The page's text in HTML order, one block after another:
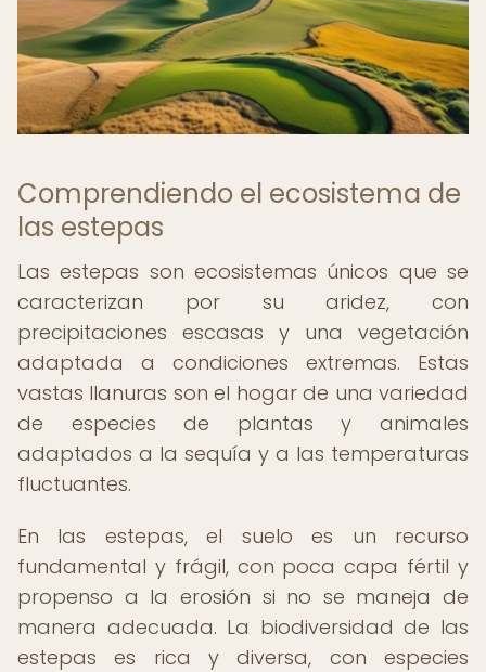
Comprendiendo el ecosistema de
las estepas
Las estepas son ecosistemas únicos que se
caracterizan por su aridez, con
precipitaciones escasas y una vegetación
adaptada a condiciones extremas. Estas
vastas llanuras son el hogar de una variedad
de especies de plantas y animales
adaptados a la sequía y a las temperaturas
fluctuantes.
En las estepas, el suelo es un recurso
fundamental y frágil, con poca capa fértil y
propenso a la erosión si no se maneja de
manera adecuada. La biodiversidad de las
estepas es rica y diversa, con especies